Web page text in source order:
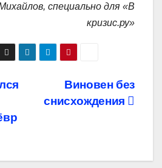
специально для «В
кризис.ру»
Виновен без
снисхождения